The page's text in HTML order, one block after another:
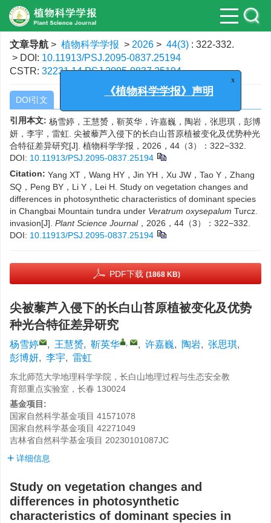
文章导航 > 植物科学学报 > 2026 > 44(3) : 322-332.
> DOI: 10.11913/PSJ.2095-0837.25194
CSTR: 32231.14.PSJ.2095-0837.25194
DOI引文
引用本文: 杨雪婷，王慧赟，靳英华，许嘉巍，陶岩，张思琪，彭博
妍，李宇，雷虹. 尖被藜芦入侵下的长白山苔原植被变化及优势种光
合特征差异研究[J]. 植物科学学报，2026，44（3）：322−332.
DOI: 10.11913/PSJ.2095-0837.25194
Citation: Yang XT，Wang HY，Jin YH，Xu JW，Tao Y，Zhang
SQ，Peng BY，Li Y，Lei H. Study on vegetation changes and
differences in photosynthetic characteristics of dominant species
in Changbai Mountain tundra under Veratrum oxysepalum Turcz.
invasion[J]. Plant Science Journal，2026，44（3）：322−332.
DOI: 10.11913/PSJ.2095-0837.25194
PDF下载 (1868 KB)
尖被藜芦入侵下的长白山苔原植被变化及优势
种光合特征差异研究
杨雪婷 , 王慧赟, 靳英华 , , 许嘉巍, 陶岩, 张思琪,
彭博妍, 李宇, 雷虹
东北师范大学地理科学学院，长白山地理过程与生态安全教
育部重点实验室，长春 130024
基金项目:
国家自然科学基金项目 41571078
国家自然科学基金项目 42271049
吉林省自然科学基金项目 20230101087JC
详细信息
Study on vegetation changes and
differences in photosynthetic
characteristics of dominant species in
《植物科学学报》声明